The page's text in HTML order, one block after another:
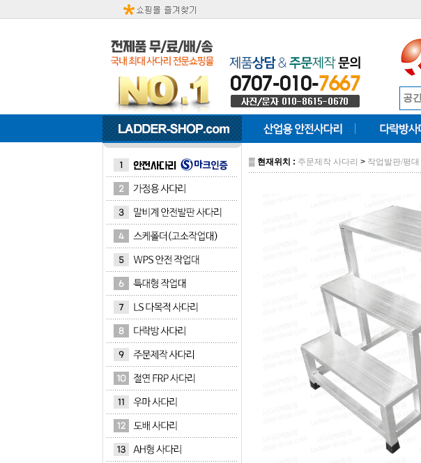
▒ 현재위치 : 주문제작 사다리 > 작업발판/평대